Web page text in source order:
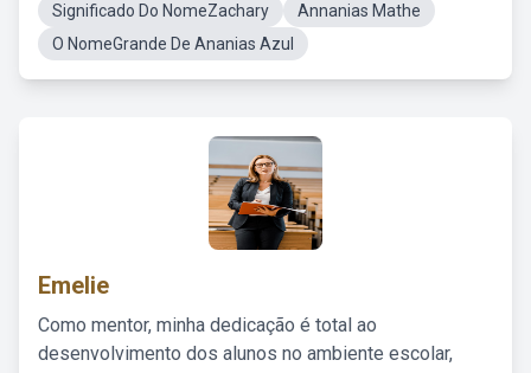
Significado Do NomeZachary
Annanias Mathe
O NomeGrande De Ananias Azul
Emelie
Como mentor, minha dedicação é total ao
desenvolvimento dos alunos no ambiente escolar,